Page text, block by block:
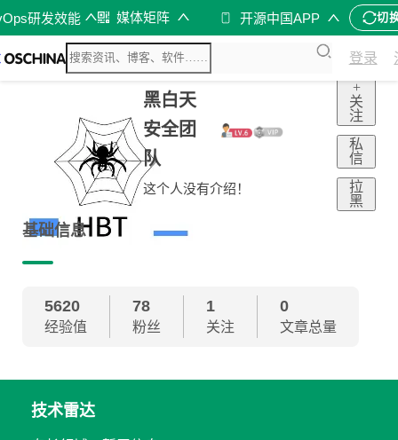
研发效能 媒体矩阵 开源中国APP 切
登录
黑白天
安全团
队
这个人没有介绍！
+
关
注
私
信
拉
黑
基础信息
5620
经验值
78
粉丝
1
关注
0
文章总量
技术雷达